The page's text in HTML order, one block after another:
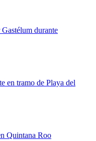
durante
en tramo de Playa del
Quintana Roo